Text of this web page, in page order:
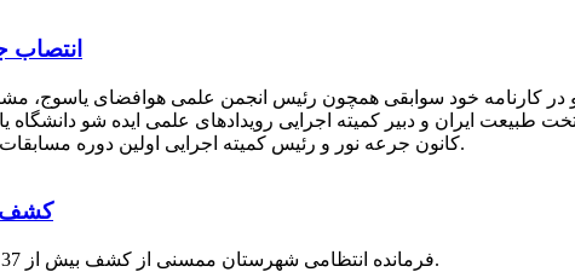
انتصاب
کارنامه خود سوابقی همچون رئیس انجمن علمی هوافضای یاسوج،
ایران و دبیر کمیته اجرایی رویدادهای علمی ایده شو دانشگاه
کانون جرعه نور و رئیس کمیته اجرایی اولین دوره مسابقات ملی و فناوری جام پایتخت طبیعت ایران را دارد.
کشف بیش از
فرمانده انتظامی شهرستان ممسنی از کشف بیش از 37 کیلوگرم تریاک در یک خودروی ام وی ام خبر داد.